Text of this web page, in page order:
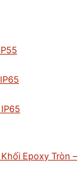
Epoxy Tròn –